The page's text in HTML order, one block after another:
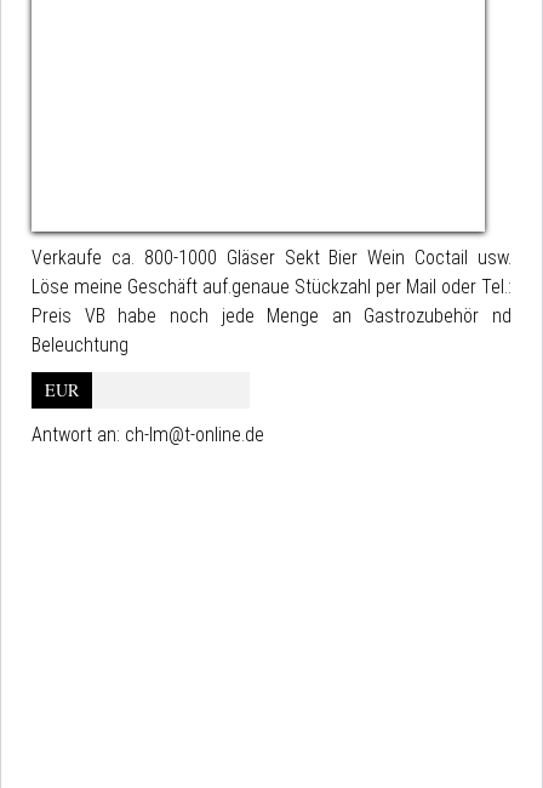
Verkaufe ca. 800-1000 Gläser Sekt Bier Wein Coctail usw.
Löse meine Geschäft auf.genaue Stückzahl per Mail oder Tel.:
Preis VB habe noch jede Menge an Gastrozubehör nd
Beleuchtung
EUR
Antwort an: ch-lm@t-online.de